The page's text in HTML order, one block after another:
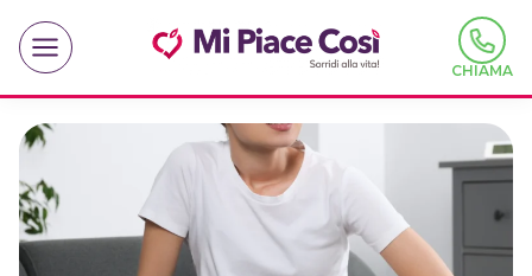
contenuto
CHIAMA